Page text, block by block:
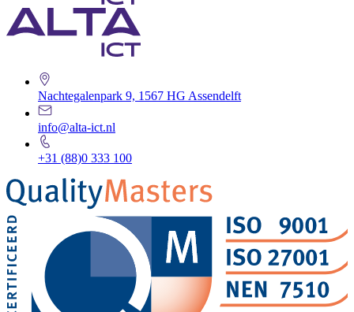
Nachtegalenpark 9, 1567 HG Assendelft
info@alta-ict.nl
+31 (88)0 333 100